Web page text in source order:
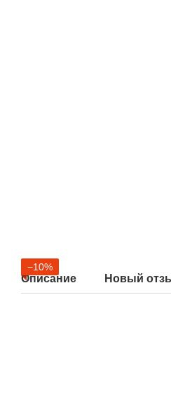
−10%
Описание Новый